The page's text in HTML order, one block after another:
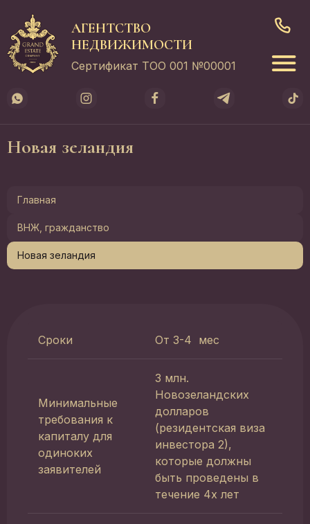
АГЕНТСТВО
НЕДВИЖИМОСТИ
Сертификат ТОО 001 №00001
Новая зеландия
Главная
ВНЖ, гражданство
Новая зеландия
Сроки От 3-4 мес
Минимальные
требования к
капиталу для
одиноких
заявителей
3 млн.
Новозеландских
долларов
(резидентская виза
инвестора 2),
которые должны
быть проведены в
течение 4х лет